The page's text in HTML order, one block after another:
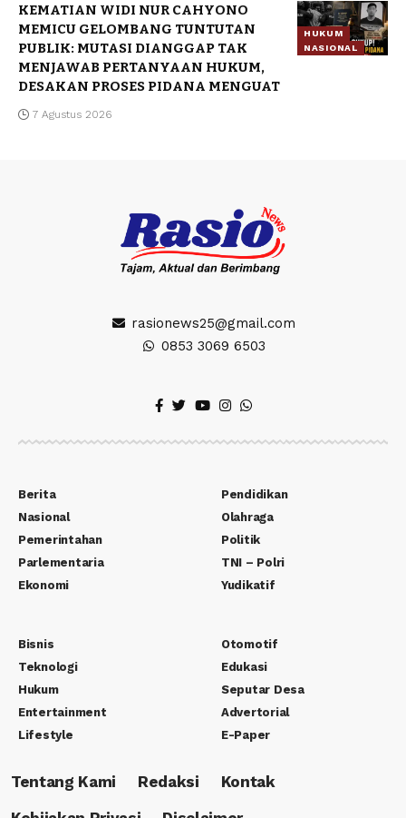
HUKUM
NASIONAL
KEMATIAN WIDI NUR CAHYONO
MEMICU GELOMBANG TUNTUTAN
PUBLIK: MUTASI DIANGGAP TAK
MENJAWAB PERTANYAAN HUKUM,
DESAKAN PROSES PIDANA MENGUAT
7 Agustus 2026
rasionews25@gmail.com
0853 3069 6503
Berita
Nasional
Pemerintahan
Parlementaria
Ekonomi
Pendidikan
Olahraga
Politik
TNI – Polri
Yudikatif
Bisnis
Teknologi
Hukum
Entertainment
Lifestyle
Otomotif
Edukasi
Seputar Desa
Advertorial
E-Paper
Tentang Kami Redaksi
Kontak